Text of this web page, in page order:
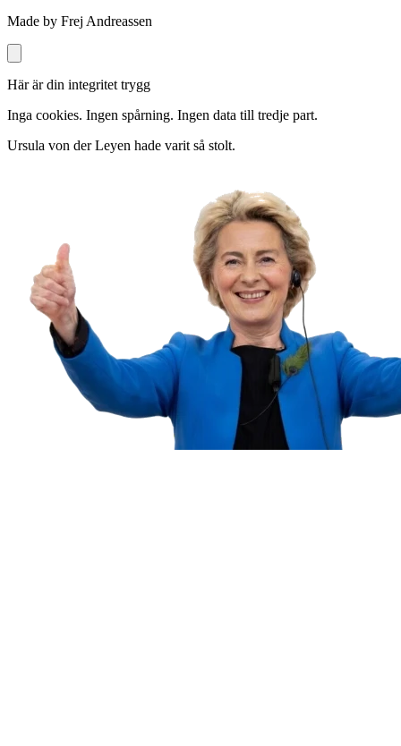
Made by Frej Andreassen
Här är din integritet trygg
Inga cookies. Ingen spårning. Ingen data till tredje part.
Ursula von der Leyen hade varit så stolt.